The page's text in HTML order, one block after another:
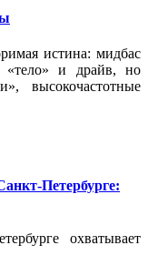
истина: мидбас
«тело» и драйв, но
высокочастотные
Петербурге:
охватывает